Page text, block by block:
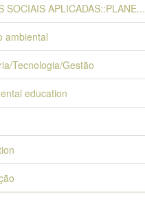
SOCIAIS APLICADAS::PLANE...
ambiental
Tecnologia/Gestão
education